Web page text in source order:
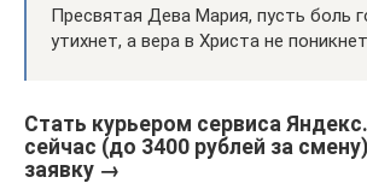
Пресвятая Дева Мария, пусть боль
утихнет, а вера в Христа не
Стать курьером сервиса
сейчас (до 3400 рублей за
заявку →